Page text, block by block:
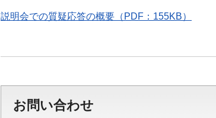
説明会での質疑応答の概要（PDF：155KB）
お問い合わせ